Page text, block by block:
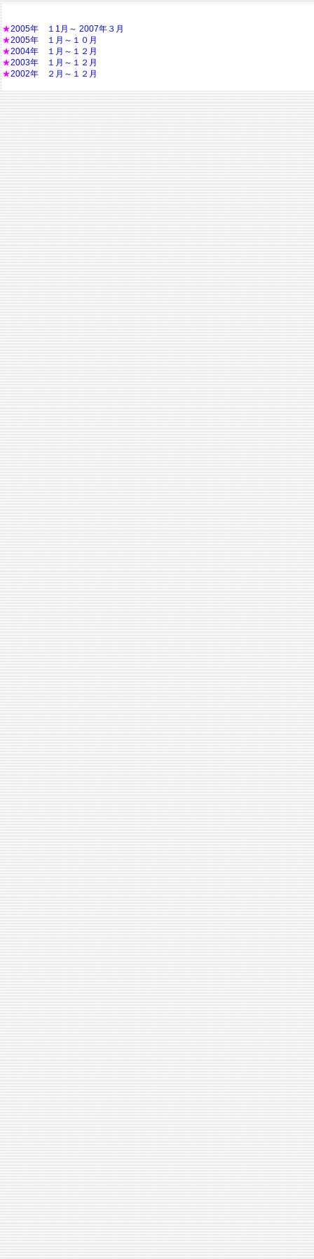
★2005年 １1月～ 2007年３月
★2005年 １月～１０月
★2004年 １月～１２月
★2003年 １月～１２月
★2002年 ２月～１２月